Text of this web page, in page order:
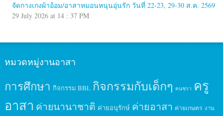
จัดกางเกงผ้าอ้อม/อาสาหมอนหนุนอุ่นรัก วันที่ 22-23, 29-30 ส.ค. 2569
29 July 2026 at 14 : 37 PM
หมวดหมู่งานอาสา
การศึกษา กิจกรรม BBL กิจกรรมกับเด็กๆ คนชรา ครู
อาสา ค่ายนานาชาติ ค่ายอนุรักษ์ ค่ายอาสา ค่ายเกษตร งาน